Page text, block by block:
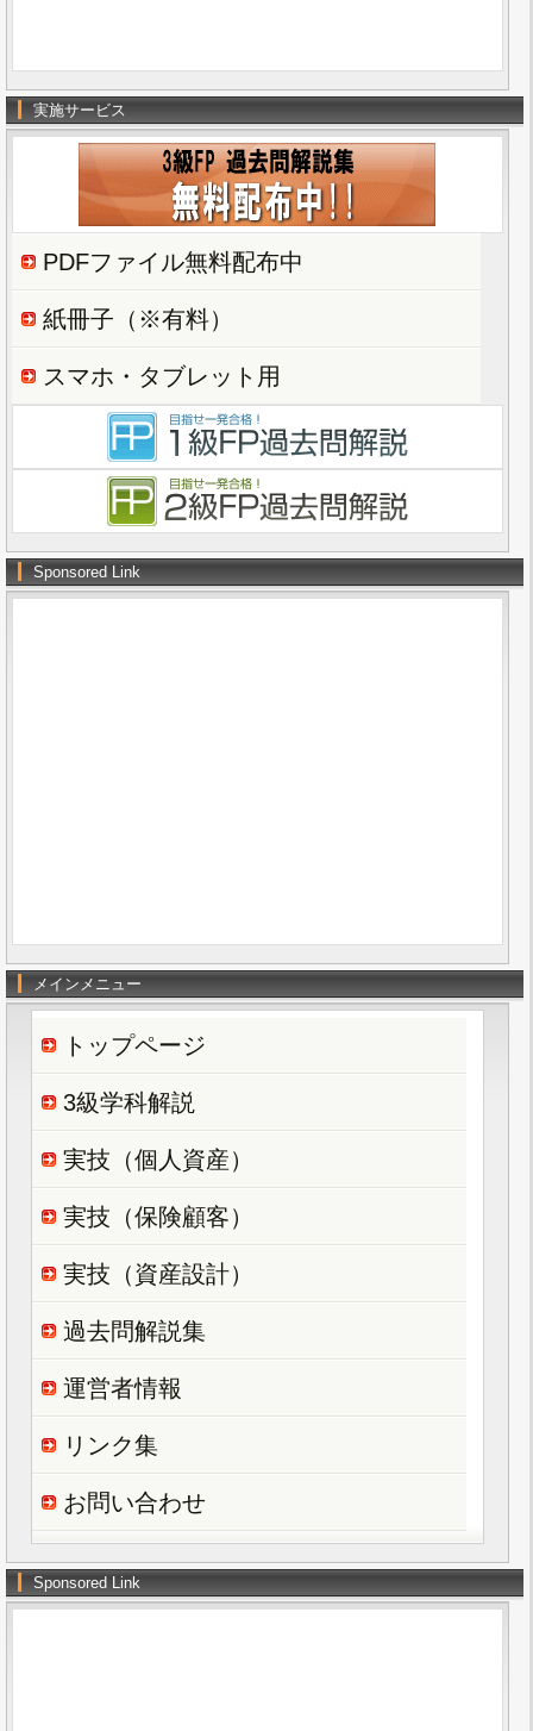
実施サービス
PDFファイル無料配布中
紙冊子（※有料）
スマホ・タブレット用
Sponsored Link
メインメニュー
トップページ
3級学科解説
実技（個人資産）
実技（保険顧客）
実技（資産設計）
過去問解説集
運営者情報
リンク集
お問い合わせ
Sponsored Link